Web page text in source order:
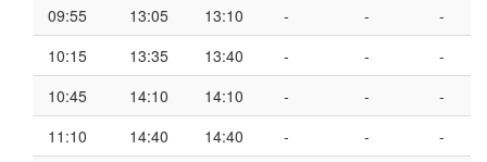
09:55
13:05 13:10 - -
-
10:15
13:35 13:40 - -
-
10:45
14:10 14:10 - -
-
11:10
14:40 14:40 - -
-